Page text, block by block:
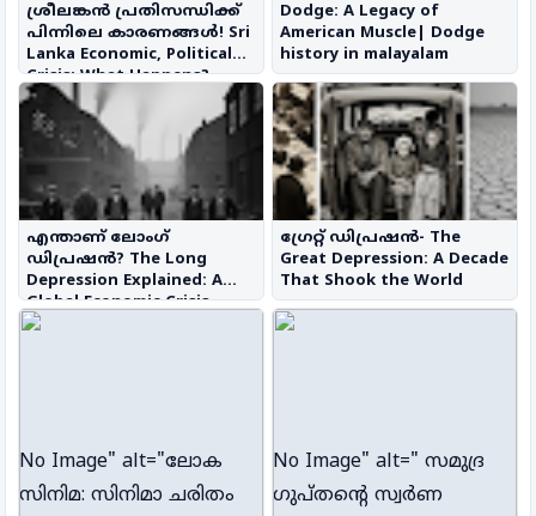
ശ്രീലങ്കൻ പ്രതിസന്ധിക്ക്
പിന്നിലെ കാരണങ്ങൾ! Sri
Lanka Economic, Political
Crisis: What Happens?
Dodge: A Legacy of
American Muscle| Dodge
history in malayalam
എന്താണ് ലോംഗ്
ഡിപ്രഷൻ? The Long
Depression Explained: A
Global Economic Crisis
Before Its Time
ഗ്രേറ്റ് ഡിപ്രഷൻ- The
Great Depression: A Decade
That Shook the World
No Image" alt="ലോക
സിനിമ: സിനിമാ ചരിതം
No Image" alt=" സമുദ്ര
ഗുപ്തൻ്റെ സ്വർണ